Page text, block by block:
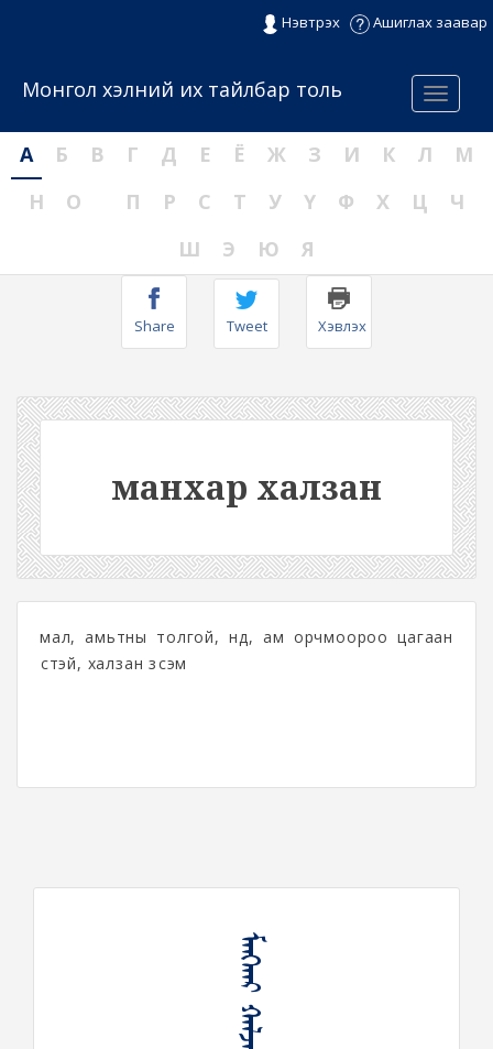
Нэвтрэх Ашиглах заавар
Menu
Монгол хэлний их тайлбар толь
А Б В Г Д Е Ё Ж З И К Л
М
Н
О П Р С Т У Ү Ф Х Ц
Ч
Ш
Э Ю Я
Share Tweet Хэвлэх
манхар халзан
мал, амьтны толгой, нүд, ам орчмоороо цагаан
үстэй, халзан зүсэм
ᠮᠠᠩᠬᠠᠷ ᠬᠠᠯᠵᠠᠨ